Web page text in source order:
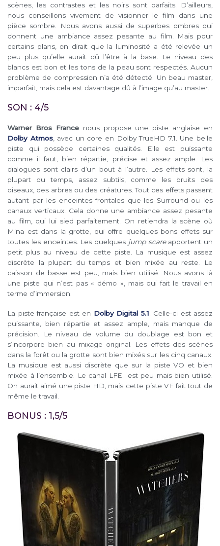
scènes, les contrastes et les noirs sont parfaits. D’ailleurs,
nous conseillons vivement de visionner le film dans une
pièce sombre. Nous avons aussi de superbes ombres qui
donnent une ambiance assez pesante au film. Mais pour
certains plans, on dirait que la luminosité a été relevée un
peu plus qu’elle aurait dû l’être à la base. Le niveau des
blancs est bon et les tons de la peau sont respectés. Aucun
problème de compression n’a été détecté. Un beau master,
imparfait, mais cela est davantage dû à l’image qu’au master.
SON : 4/5
Warner Bros Francenous propose une piste anglaise en
Dolby Atmos, avec un core en Dolby TrueHD 7.1. Une belle
piste qui possède certaines qualités. Elle est puissante
comme il faut, bien répartie, précise et assez ample. Les
dialogues sont clairs d’un bout à l’autre. Les effets sont, la
plupart du temps, assez subtils, comme les bruits des
oiseaux, des arbres ou des créatures. Tout ces effets passent
autant par les enceintes frontales que les Surround ou les
canaux verticaux. Cela donne une ambiance assez pesante
au film, qui lui sied parfaitement. On retiendra la scène où
Mina est dans la grotte, qui offre quelques bons effets sur
toutes les enceintes. Les quelques jump scareapportent un
petit plus au niveau de cette piste. La musique est assez
discrète la plupart du temps et bien mixée au reste. Le
caisson de basse est peu, mais bien utilisé. Nous avons là
une piste qui n’est pas « démo », mais qui fait le travail en
terme d’immersion.
La piste française est en Dolby Digital 5.1. Celle-ci est assez
puissante, bien répartie et assez ample, mais manque de
précision. Le niveau de volume du doublage est bon et
s’incorpore bien au mixage original. Les effets des scènes
dans la forêt ou la grotte sont bien mixés sur les cinq canaux.
La musique est aussi discrète que sur la piste VO et bien
mixée à l’ensemble. Le canal LFE est peu mais bien utilisé.
On aurait aimé une piste HD, mais cette piste VF fait tout de
même le travail.
BONUS : 1,5/5